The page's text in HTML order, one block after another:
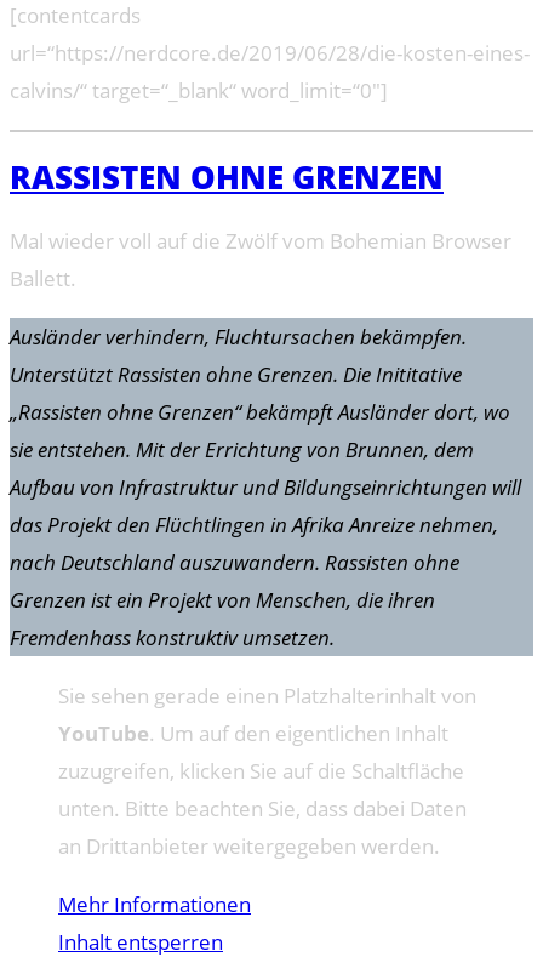
[contentcards
url=“https://nerdcore.de/2019/06/28/die-kosten-eines-
calvins/“ target=“_blank“ word_limit=“0″]
RASSISTEN OHNE GRENZEN
Mal wieder voll auf die Zwölf vom Bohemian Browser
Ballett.
Ausländer verhindern, Fluchtursachen bekämpfen.
Unterstützt Rassisten ohne Grenzen. Die Inititative
„Rassisten ohne Grenzen“ bekämpft Ausländer dort, wo
sie entstehen. Mit der Errichtung von Brunnen, dem
Aufbau von Infrastruktur und Bildungseinrichtungen will
das Projekt den Flüchtlingen in Afrika Anreize nehmen,
nach Deutschland auszuwandern. Rassisten ohne
Grenzen ist ein Projekt von Menschen, die ihren
Fremdenhass konstruktiv umsetzen.
Sie sehen gerade einen Platzhalterinhalt von
YouTube. Um auf den eigentlichen Inhalt
zuzugreifen, klicken Sie auf die Schaltfläche
unten. Bitte beachten Sie, dass dabei Daten
an Drittanbieter weitergegeben werden.
Mehr Informationen
Inhalt entsperren